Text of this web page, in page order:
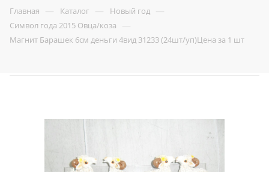
Главная — Каталог — Новый год —
Символ года 2015 Овца/коза —
Магнит Барашек 6см деньги 4вид 31233 (24шт/уп)Цена за 1 шт